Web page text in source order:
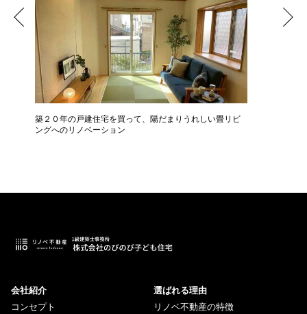
築２０年の戸建住宅を買って、陽だまりうれしい畳リビ
ングへのリノベーション
会社紹介
コンセプト
選ばれる理由
リノベ不動産の特徴